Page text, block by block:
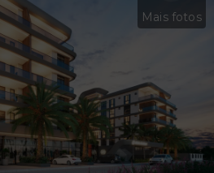
Mais fotos